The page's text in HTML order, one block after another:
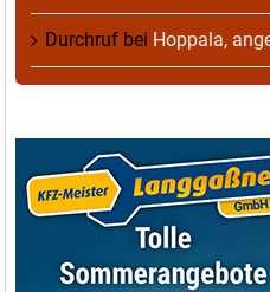
Durchruf bei Hoppala,